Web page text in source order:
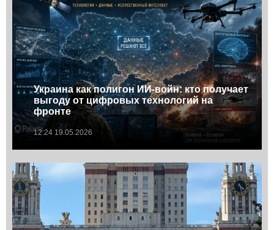
Украина как полигон ИИ-войн: кто получает
выгоду от цифровых технологий на
фронте
12:24 19.05.2026